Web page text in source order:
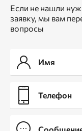
Если не нашли
заявку, мы вам
вопросы